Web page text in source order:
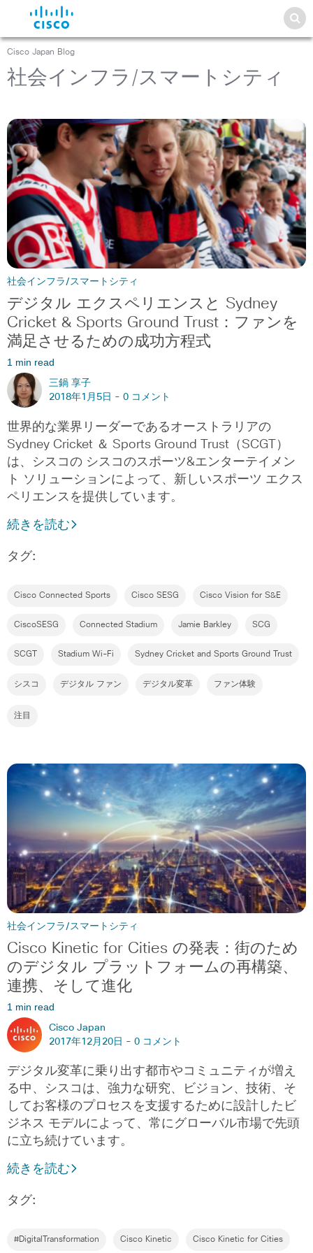
Cisco Japan Blog
社会インフラ/スマートシティ
社会インフラ/スマートシティ
デジタル エクスペリエンスと Sydney
Cricket & Sports Ground Trust：ファンを
満足させるための成功方程式
1 min read
三鍋 享子
2018年1月5日 - 0 コメント
世界的な業界リーダーであるオーストラリアの
Sydney Cricket ＆ Sports Ground Trust（SCGT）
は、シスコの シスコのスポーツ&エンターテイメン
ト ソリューションによって、新しいスポーツ エクス
ペリエンスを提供しています。
続きを読む
タグ:
Cisco Connected Sports Cisco SESG Cisco Vision for S&E
CiscoSESG Connected Stadium Jamie Barkley SCG
SCGT Stadium Wi-Fi Sydney Cricket and Sports Ground Trust
シスコ デジタル ファン デジタル変革 ファン体験
注目
社会インフラ/スマートシティ
Cisco Kinetic for Cities の発表：街のため
のデジタル プラットフォームの再構築、
連携、そして進化
1 min read
Cisco Japan
2017年12月20日 - 0 コメント
デジタル変革に乗り出す都市やコミュニティが増え
る中、シスコは、強力な研究、ビジョン、技術、そ
してお客様のプロセスを支援するために設計したビ
ジネス モデルによって、常にグローバル市場で先頭
に立ち続けています。
続きを読む
タグ:
#DigitalTransformation Cisco Kinetic Cisco Kinetic for Cities